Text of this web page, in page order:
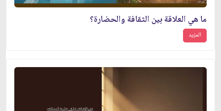
ما هي العلاقة بين الثقافة والحضارة؟
المزيد